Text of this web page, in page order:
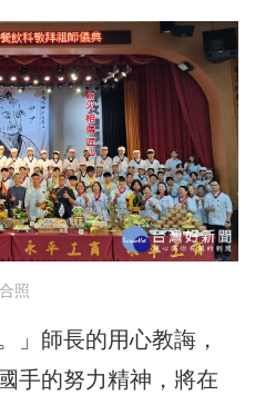
照
」師長的用心教誨，
手的努力精神，將在